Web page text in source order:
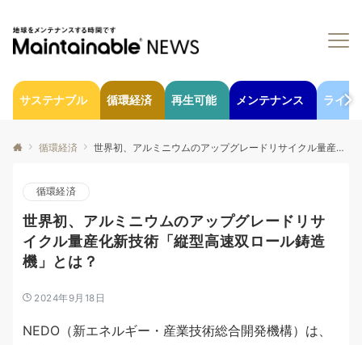
サステナブル 循環経済 再生可能 メンテナンス ライフ
循環経済 世界初、アルミニウムのアップグレードリサイクル量産化新技術「縦型高速双ロール鋳造機」とは？
循環経済
世界初、アルミニウムのアップグレードリサ
イクル量産化新技術「縦型高速双ロール鋳造
機」とは？
2024年9月18日
NEDO（新エネルギー・産業技術総合開発機構）は、